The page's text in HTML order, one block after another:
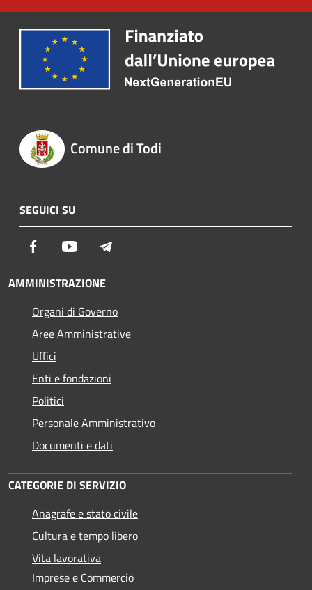
Comune di Todi
SEGUICI SU
Facebook Youtube
AMMINISTRAZIONE
Organi di Governo
Aree Amministrative
Uffici
Enti e fondazioni
Politici
Personale Amministrativo
Documenti e dati
CATEGORIE DI SERVIZIO
Anagrafe e stato civile
Cultura e tempo libero
Vita lavorativa
Imprese e Commercio